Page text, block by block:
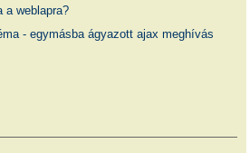
a weblapra?
- egymásba ágyazott ajax meghívás